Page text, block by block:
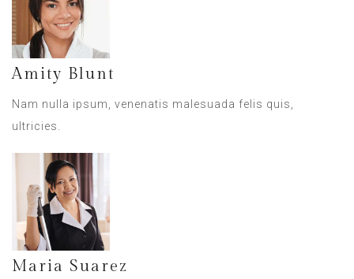
Amity Blunt
Nam nulla ipsum, venenatis malesuada felis quis,
ultricies.
Maria Suarez